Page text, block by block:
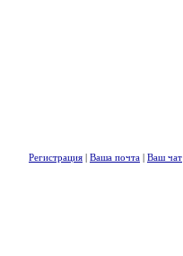
Регистрация | Ваша почта | Ваш чат